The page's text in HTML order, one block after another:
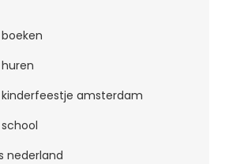
amsterdam
nederland